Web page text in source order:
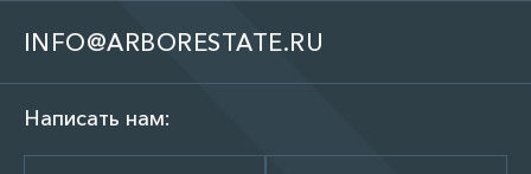
INFO@ARBORESTATE.RU
Написать нам: